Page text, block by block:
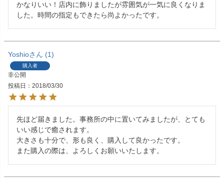
かなりいい！店内に飾りましたが雰囲気が一気に良くなりま
した。時間の指定もできたら尚よかったです。
Yoshio 1
購入者
非公開
投稿日
2018/03/30
先ほど届きました。事務所の中に置いてみましたが、とても
いい感じで癒されます。
大きさも十分で、形も良く、購入して良かったです。
また購入の際は、よろしくお願いいたします。